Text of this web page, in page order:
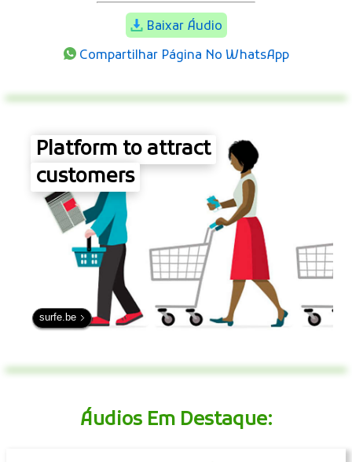
Baixar Áudio
Compartilhar Página No WhatsApp
Platform to attract
customers
surfe.be
Áudios Em Destaque: